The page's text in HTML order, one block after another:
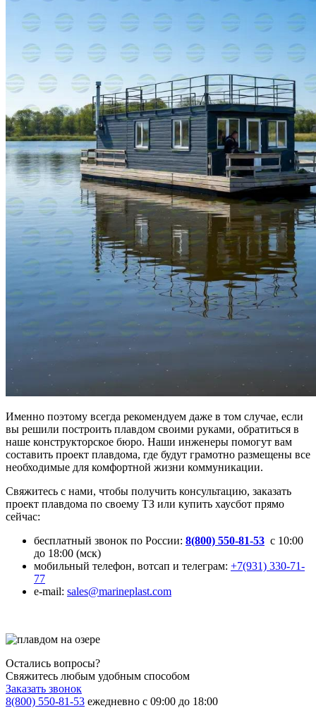
Именно поэтому всегда рекомендуем даже в том случае, если
вы решили построить плавдом своими руками, обратиться в
наше конструкторское бюро. Наши инженеры помогут вам
составить проект плавдома, где будут грамотно размещены все
необходимые для комфортной жизни коммуникации.
Свяжитесь с нами, чтобы получить консультацию, заказать
проект плавдома по своему ТЗ или купить хаусбот прямо
сейчас:
бесплатный звонок по России: 8(800) 550-81-53 с 10:00
до 18:00 (мск)
мобильный телефон, вотсап и телеграм: +7(931) 330-71-
77
e-mail: sales@marineplast.com
Остались вопросы?
Свяжитесь любым удобным способом
Заказать звонок
8(800) 550-81-53 ежедневно с 09:00 до 18:00